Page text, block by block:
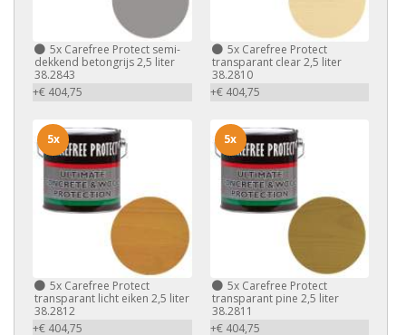
5x Carefree Protect semi-
dekkend betongrijs 2,5 liter
38.2843
+€ 404,75
5xCarefree Protect
transparant clear 2,5 liter
38.2810
+€ 404,75
5x Carefree Protect
transparant licht eiken 2,5 liter
38.2812
+€ 404,75
5x
5xCarefree Protect
transparant pine 2,5 liter
38.2811
+€ 404,75
5x